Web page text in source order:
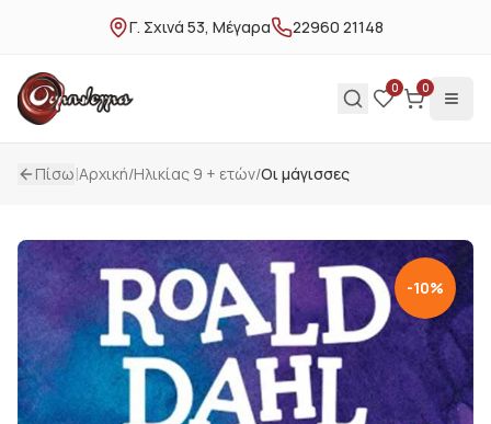
Γ. Σχινά 53, Μέγαρα 22960 21148
0 0
Πίσω|Αρχική/Ηλικίας 9 + ετών/Οι μάγισσες
-10%